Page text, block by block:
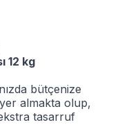
12 kg
bütçenize
almakta olup,
tasarruf